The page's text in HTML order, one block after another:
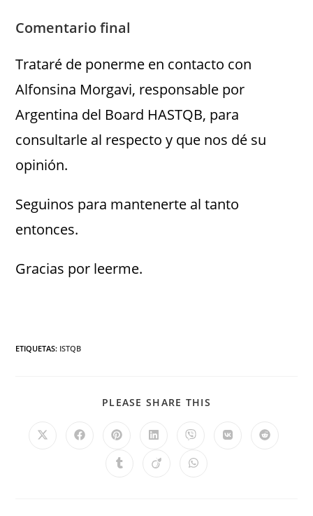
Comentario final
Trataré de ponerme en contacto con
Alfonsina Morgavi, responsable por
Argentina del Board HASTQB, para
consultarle al respecto y que nos dé su
opinión.
Seguinos para mantenerte al tanto
entonces.
Gracias por leerme.
ETIQUETAS: ISTQB
PLEASE SHARE THIS